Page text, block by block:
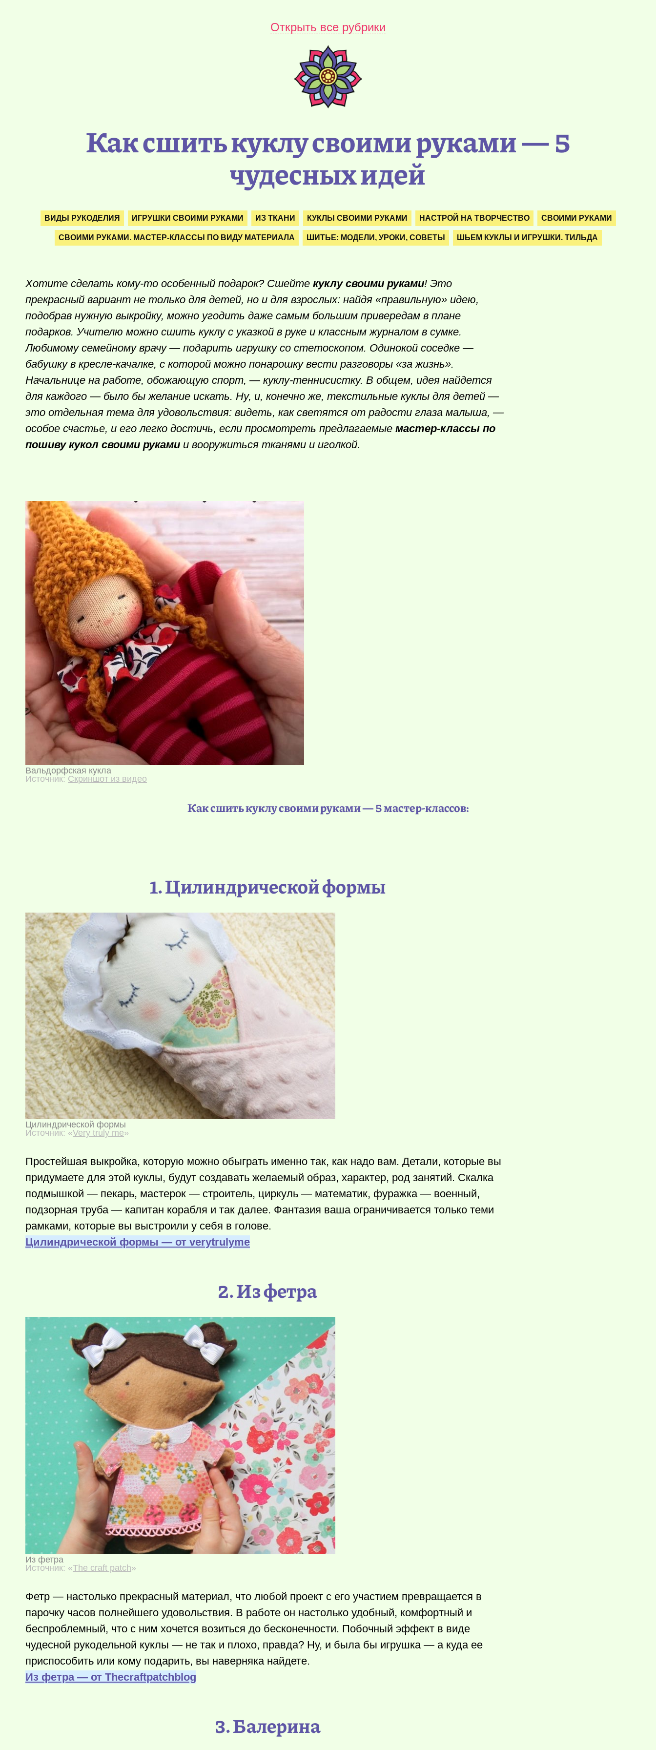
Открыть все рубрики
Как сшить куклу своими руками — 5
чудесных идей
ВИДЫ РУКОДЕЛИЯ ИГРУШКИ СВОИМИ РУКАМИ ИЗ ТКАНИ КУКЛЫ СВОИМИ РУКАМИ НАСТРОЙ НА ТВОРЧЕСТВО СВОИМИ РУКАМИ
СВОИМИ РУКАМИ. МАСТЕР-КЛАССЫ ПО ВИДУ МАТЕРИАЛА ШИТЬЕ: МОДЕЛИ, УРОКИ, СОВЕТЫ ШЬЕМ КУКЛЫ И ИГРУШКИ. ТИЛЬДА
Хотите сделать кому-то особенный подарок? Сшейте куклу своими руками! Это
прекрасный вариант не только для детей, но и для взрослых: найдя «правильную» идею,
подобрав нужную выкройку, можно угодить даже самым большим привередам в плане
подарков. Учителю можно сшить куклу с указкой в руке и классным журналом в сумке.
Любимому семейному врачу — подарить игрушку со стетоскопом. Одинокой соседке —
бабушку в кресле-качалке, с которой можно понарошку вести разговоры «за жизнь».
Начальнице на работе, обожающую спорт, — куклу-теннисистку. В общем, идея найдется
для каждого — было бы желание искать. Ну, и, конечно же, текстильные куклы для детей —
это отдельная тема для удовольствия: видеть, как светятся от радости глаза малыша, —
особое счастье, и его легко достичь, если просмотреть предлагаемые мастер-классы по
пошиву кукол своими руками и вооружиться тканями и иголкой.
Вальдорфская кукла
Источник: Скриншот из видео
Как сшить куклу своими руками — 5 мастер-классов:
1. Цилиндрической формы
Цилиндрической формы
Источник: «Very truly me»
Простейшая выкройка, которую можно обыграть именно так, как надо вам. Детали, которые вы
придумаете для этой куклы, будут создавать желаемый образ, характер, род занятий. Скалка
подмышкой — пекарь, мастерок — строитель, циркуль — математик, фуражка — военный,
подзорная труба — капитан корабля и так далее. Фантазия ваша ограничивается только теми
рамками, которые вы выстроили у себя в голове.
Цилиндрической формы — от verytrulyme
2. Из фетра
Из фетра
Источник: «The craft patch»
Фетр — настолько прекрасный материал, что любой проект с его участием превращается в
парочку часов полнейшего удовольствия. В работе он настолько удобный, комфортный и
беспроблемный, что с ним хочется возиться до бесконечности. Побочный эффект в виде
чудесной рукодельной куклы — не так и плохо, правда? Ну, и была бы игрушка — а куда ее
приспособить или кому подарить, вы наверняка найдете.
Из фетра — от Тhecraftpatchblog
3. Балерина